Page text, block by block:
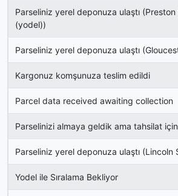
Parseliniz yerel deponuza ulaştı
(yodel))
Parseliniz yerel deponuza ulaştı
Kargonuz komşunuza teslim edildi
Parcel data received awaiting collection
Parselinizi almaya geldik ama tahsilat
Parseliniz yerel deponuza ulaştı (Lincoln
Yodel ile Sıralama Bekliyor